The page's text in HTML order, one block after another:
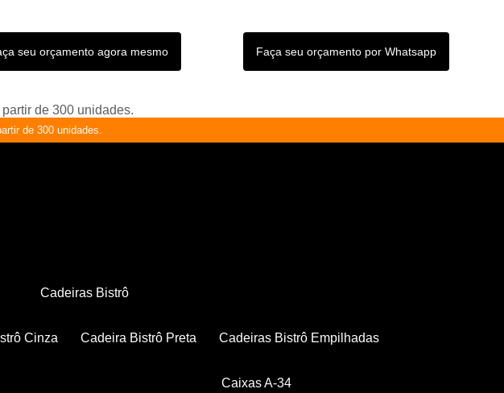
seu orçamento agora mesmo Faça seu orçamento por Whatsapp
de 300 unidades.
de 300 unidades.
Cadeiras Bistrô
Cinza Cadeira Bistrô Preta Cadeiras Bistrô Empilhadas
Caixas A-34